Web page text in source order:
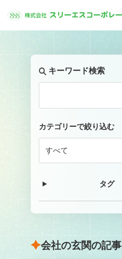
キーワード検索
カテゴリーで絞り込む
タグ
会社の玄関の記事